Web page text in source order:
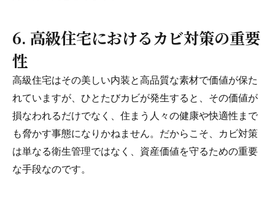
6. 高級住宅におけるカビ対策の重要
性
高級住宅はその美しい内装と高品質な素材で価値が保た
れていますが、ひとたびカビが発生すると、その価値が
損なわれるだけでなく、住まう人々の健康や快適性まで
も脅かす事態になりかねません。だからこそ、カビ対策
は単なる衛生管理ではなく、資産価値を守るための重要
な手段なのです。